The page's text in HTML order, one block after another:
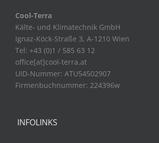
Cool-Terra
Kälte- und Klimatechnik GmbH
Ignaz-Köck-Straße 3, A-1210 Wien
Tel: +43 (0)1 / 585 63 12
office[at]cool-terra.at
UID-Nummer: ATU54502907
Firmenbuchnummer: 224396w
INFOLINKS